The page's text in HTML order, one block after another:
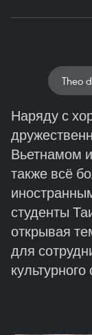
Theo
Наряду с
Вьетнамом
также всё
студенты
открывая
для